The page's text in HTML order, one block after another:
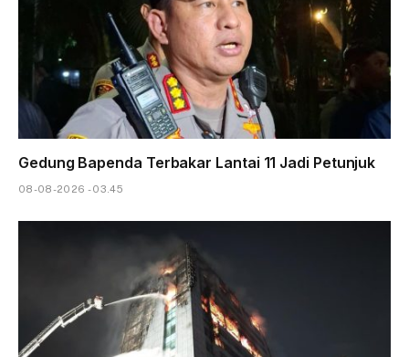
Gedung Bapenda Terbakar Lantai 11 Jadi Petunjuk
08-08-2026 - 03.45